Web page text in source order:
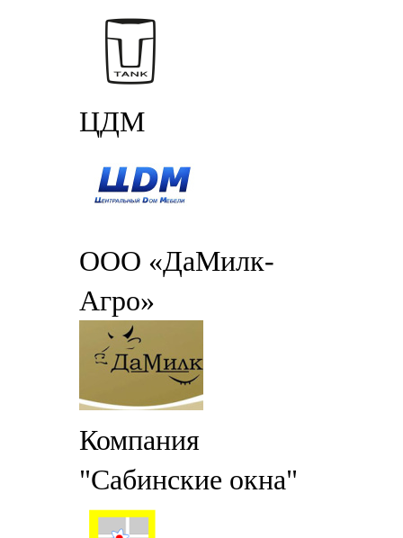
ЦДМ
ООО «ДаМилк-
Агро»
Компания
"Сабинские окна"